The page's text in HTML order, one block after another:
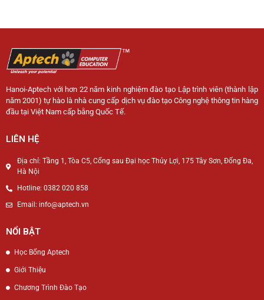
Hanoi-Aptech với hơn 22 năm kinh nghiệm đào tạo Lập trình viên (thành lập
năm 2001) tự hào là nhà cung cấp dịch vụ đào tạo Công nghệ thông tin hàng
đầu tại Việt Nam cấp bằng Quốc Tế.
LIÊN HỆ
Địa chỉ: Tầng 1, Tòa C5, Cổng sau Đại học Thủy Lợi, 175 Tây Sơn, Đống Đa,
Hà Nội
Hotline: 0382 020 858
Email: info@aptech.vn
NỔI BẬT
Học Bổng Aptech
Giới Thiệu
Chương Trình Đào Tạo